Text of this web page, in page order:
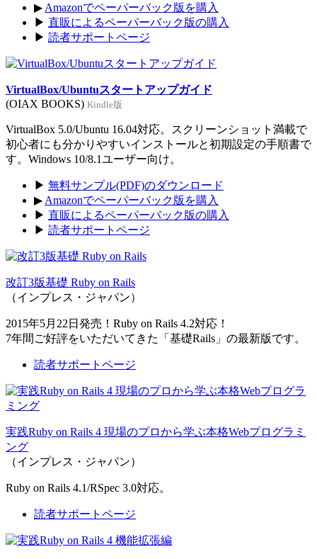
▶ Amazonでペーパーバック版を購入
▶ 直販によるペーパーバック版の購入
▶ 読者サポートページ
VirtualBox/Ubuntuスタートアップガイド
(OIAX BOOKS) Kindle版
VirtualBox 5.0/Ubuntu 16.04対応。スクリーンショット満載で
初心者にも分かりやすいインストールと初期設定の手順書で
す。Windows 10/8.1ユーザー向け。
▶ 無料サンプル(PDF)のダウンロード
▶ Amazonでペーパーバック版を購入
▶ 直販によるペーパーバック版の購入
▶ 読者サポートページ
改訂3版基礎 Ruby on Rails
（インプレス・ジャパン）
2015年5月22日発売！Ruby on Rails 4.2対応！
7年間ご好評をいただいてきた「基礎Rails」の最新版です。
読者サポートページ
実践Ruby on Rails 4 現場のプロから学ぶ本格Webプログラミ
ング
（インプレス・ジャパン）
Ruby on Rails 4.1/RSpec 3.0対応。
読者サポートページ